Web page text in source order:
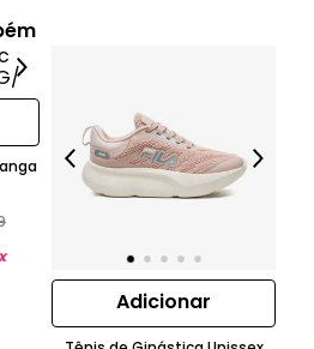
Adicionar